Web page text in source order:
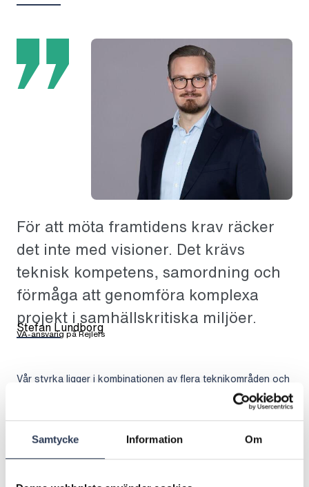
Samtycke Information Om
För att möta framtidens krav räcker
det inte med visioner. Det krävs
teknisk kompetens, samordning och
förmåga att genomföra komplexa
projekt i samhällskritiska miljöer.
Stefan Lundborg
VA-ansvarig på Rejlers
Vår styrka ligger i kombinationen av flera teknikområden och
kompetenser. Vi arbetar med allt från VA-process,
anläggningsdesign, mark och ledningsnät till elkraft,
automation, byggnader och digitala lösningar. Genom vårt
arbetssätt One Rejlers samlar vi kompetens från flera delar